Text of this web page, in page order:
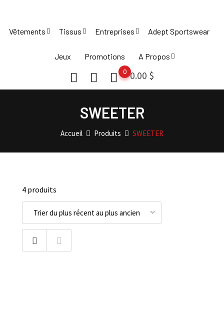
content
Vêtements Tissus Entreprises Adept Sportswear
Jeux Promotions A Propos
0.00 $
0
SWEETER
Accueil Produits SWEETER
4 produits